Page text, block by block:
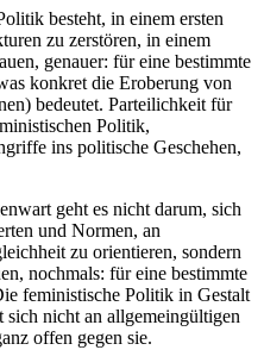
besteht, in einem ersten
zu zerstören, in einem
genauer: für eine bestimmte
konkret die Eroberung von
bedeutet. Parteilichkeit für
Politik,
ins politische Geschehen,
geht es nicht darum, sich
und Normen, an
zu orientieren, sondern
nochmals: für eine bestimmte
feministische Politik in Gestalt
nicht an allgemein­gültigen
offen gegen sie.